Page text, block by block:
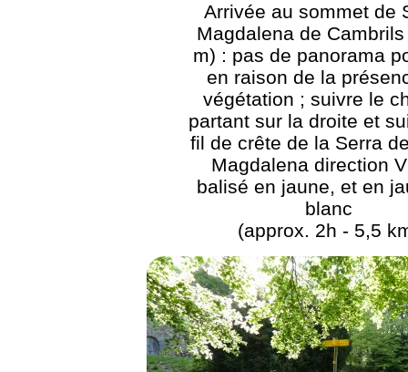
Arrivée au sommet de
Magdalena de
m) : pas de panorama
en raison de la
végétation ; suivre le
partant sur la droite et
fil de crête de la Serra
Magdalena direction
balisé en jaune, et en
blanc
(approx. 2h - 5,5